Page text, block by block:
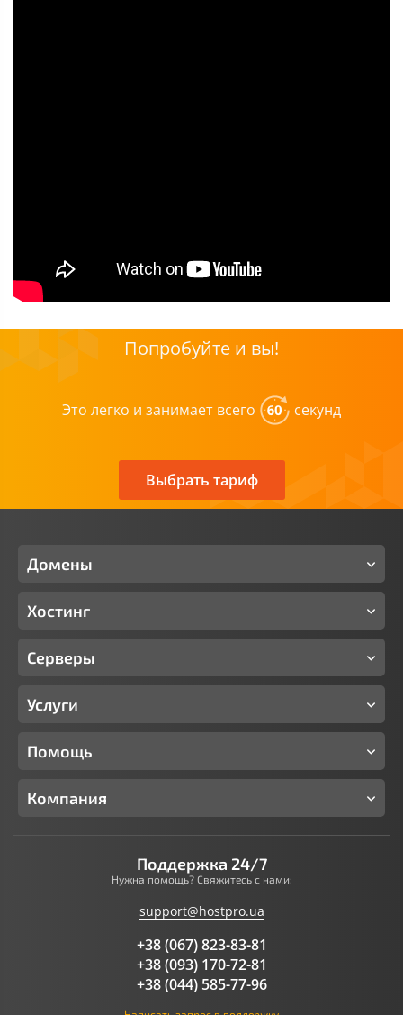
Попробуйте и вы!
Это легко и занимает всего секунд
Выбрать тариф
Домены
Хостинг
Серверы
Услуги
Помощь
Компания
Поддержка 24/7
Нужна помощь? Свяжитесь с нами:
support@hostpro.ua
+38 (067) 823-83-81
+38 (093) 170-72-81
+38 (044) 585-77-96